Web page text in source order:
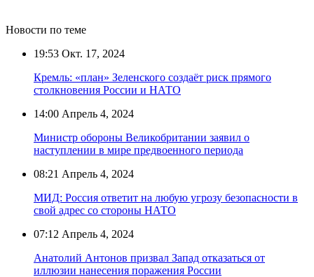
Новости по теме
19:53 Окт. 17, 2024
Кремль: «план» Зеленского создаёт риск прямого
столкновения России и НАТО
14:00 Апрель 4, 2024
Министр обороны Великобритании заявил о
наступлении в мире предвоенного периода
08:21 Апрель 4, 2024
МИД: Россия ответит на любую угрозу безопасности в
свой адрес со стороны НАТО
07:12 Апрель 4, 2024
Анатолий Антонов призвал Запад отказаться от
иллюзии нанесения поражения России